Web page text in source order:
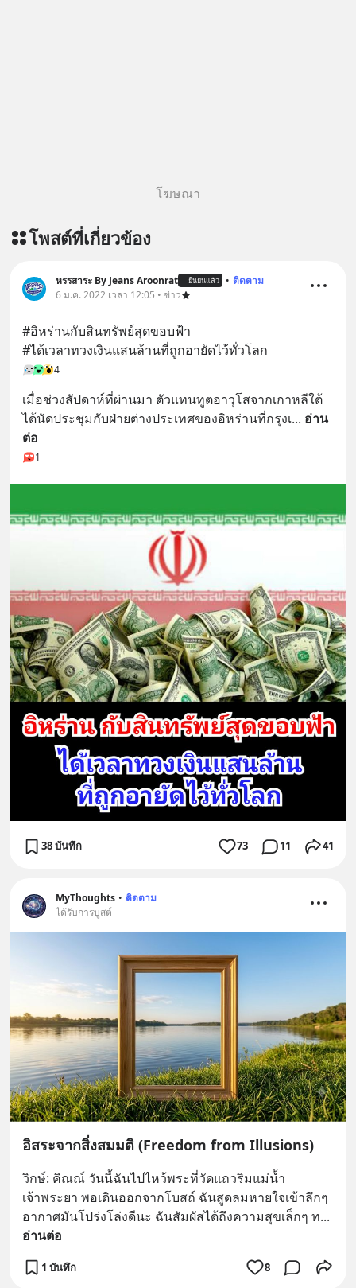
โฆษณา
โพสต์ที่เกี่ยวข้อง
หรรสาระ By Jeans Aroonrat ยืนยันแล้ว • ติดตาม
6 ม.ค. 2022 เวลา 12:05 • ข่าว
#อิหร่านกับสินทรัพย์สุดขอบฟ้า
#ได้เวลาทวงเงินแสนล้านที่ถูกอายัดไว้ทั่วโลก
4
เมื่อช่วงสัปดาห์ที่ผ่านมา ตัวแทนทูตอาวุโสจากเกาหลีใต้
ได้นัดประชุมกับฝ่ายต่างประเทศของอิหร่านที่กรุงเ... อ่าน
ต่อ
1
38 บันทึก 73 11 41
MyThoughts • ติดตาม
ได้รับการบูสต์
อิสระจากสิ่งสมมติ (Freedom from Illusions)
วิกษ์: คิณณ์ วันนี้ฉันไปไหว้พระที่วัดแถวริมแม่น้ำ
เจ้าพระยา พอเดินออกจากโบสถ์ ฉันสูดลมหายใจเข้าลึกๆ
อากาศมันโปร่งโล่งดีนะ ฉันสัมผัสได้ถึงความสุขเล็กๆ ท
อ่านต่อ
1 บันทึก 8